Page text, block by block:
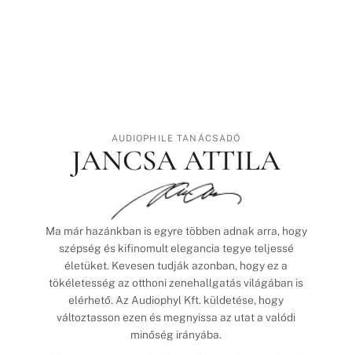
AUDIOPHILE TANÁCSADÓ
JANCSA ATTILA
Ma már hazánkban is egyre többen adnak arra, hogy
szépség és kifinomult elegancia tegye teljessé
életüket. Kevesen tudják azonban, hogy ez a
tökéletesség az otthoni zenehallgatás világában is
elérhető. Az Audiophyl Kft. küldetése, hogy
változtasson ezen és megnyissa az utat a valódi
minőség irányába.